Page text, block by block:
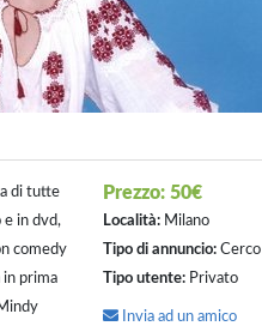
di tutte
e in dvd,
comedy
in prima
Prezzo: 50€
Località: Milano
Tipo di annuncio: Cerco
Tipo utente: Privato
Invia ad un amico